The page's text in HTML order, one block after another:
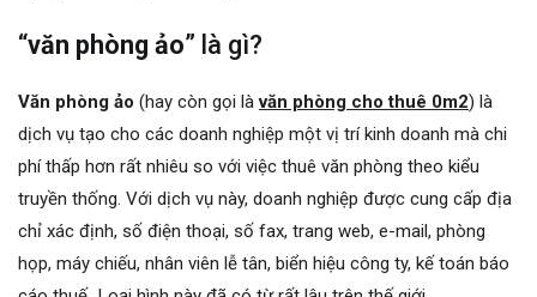
“văn phòng ảo” là gì?
Văn phòng ảo (hay còn gọi làvăn phòng cho thuê 0m2) là
dịch vụ tạo cho các doanh nghiệp một vị trí kinh doanh mà chi
phí thấp hơn rất nhiêu so với việc thuê văn phòng theo kiểu
truyền thống. Với dịch vụ này, doanh nghiệp được cung cấp địa
chỉ xác định, số điện thoại, số fax, trang web, e-mail, phòng
họp, máy chiếu, nhân viên lễ tân, biển hiệu công ty, kế toán báo